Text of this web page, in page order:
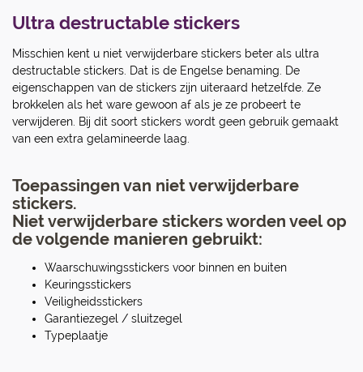
Ultra destructable stickers
Misschien kent u niet verwijderbare stickers beter als ultra
destructable stickers. Dat is de Engelse benaming. De
eigenschappen van de stickers zijn uiteraard hetzelfde. Ze
brokkelen als het ware gewoon af als je ze probeert te
verwijderen. Bij dit soort stickers wordt geen gebruik gemaakt
van een extra gelamineerde laag.
Toepassingen van niet verwijderbare
stickers.
Niet verwijderbare stickers worden veel op
de volgende manieren gebruikt:
Waarschuwingsstickers voor binnen en buiten
Keuringsstickers
Veiligheidsstickers
Garantiezegel / sluitzegel
Typeplaatje